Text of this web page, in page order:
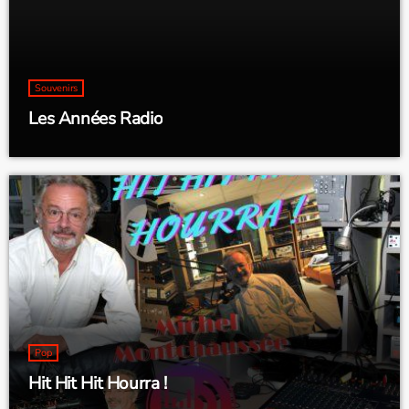
Souvenirs
Les Années Radio
Pop
Hit Hit Hit Hourra !